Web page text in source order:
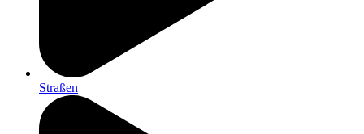
Straßen